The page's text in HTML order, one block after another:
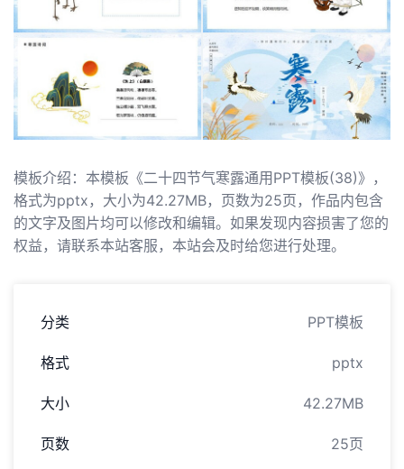
模板介绍：本模板《二十四节气寒露通用PPT模板(38)》，
格式为pptx，大小为42.27MB，页数为25页，作品内包含
的文字及图片均可以修改和编辑。如果发现内容损害了您的
权益，请联系本站客服，本站会及时给您进行处理。
分类 PPT模板
格式 pptx
大小 42.27MB
页数 25页